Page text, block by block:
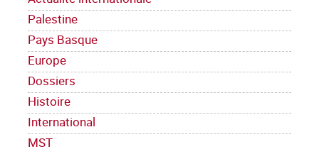
Palestine
Pays Basque
Europe
Dossiers
Histoire
International
MST